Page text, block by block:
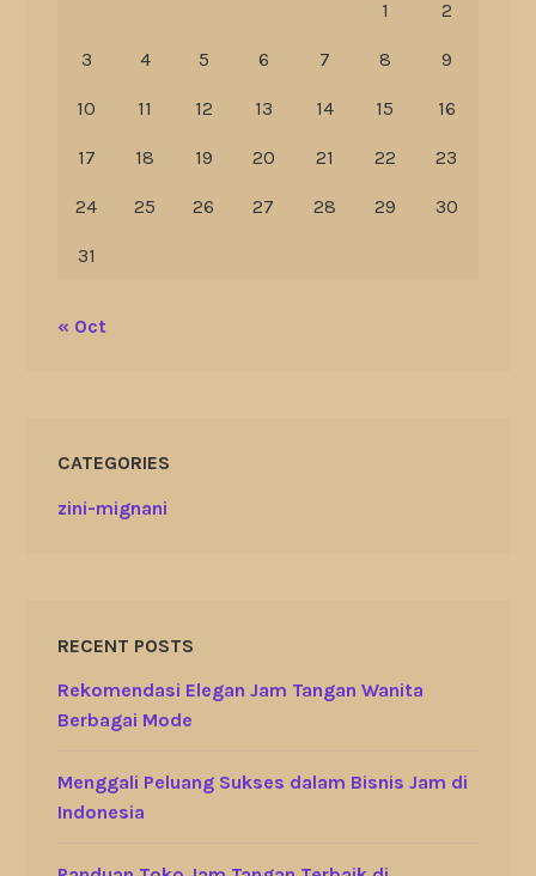
1 2
3 4 5 6 7 8 9
10 11 12 13 14 15 16
17 18 19 20 21 22 23
24 25 26 27 28 29 30
31
« Oct
CATEGORIES
zini-mignani
RECENT POSTS
Rekomendasi Elegan Jam Tangan Wanita
Berbagai Mode
Menggali Peluang Sukses dalam Bisnis Jam di
Indonesia